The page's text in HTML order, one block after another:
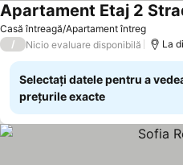
Casă întreagă/Apartament întreg
Apartament Etaj 2
/ Nicio evaluare disponibilă La
Selectați datele pentru a
prețurile exacte